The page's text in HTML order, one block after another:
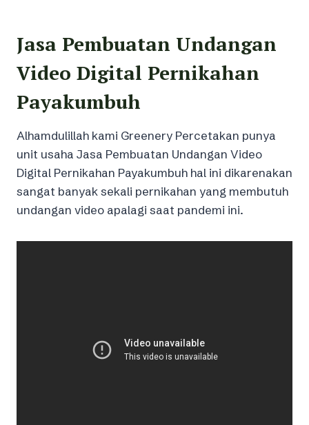
Jasa Pembuatan Undangan
Video Digital Pernikahan
Payakumbuh
Alhamdulillah kami Greenery Percetakan punya
unit usaha Jasa Pembuatan Undangan Video
Digital Pernikahan Payakumbuh hal ini dikarenakan
sangat banyak sekali pernikahan yang membutuh
undangan video apalagi saat pandemi ini.